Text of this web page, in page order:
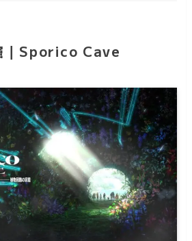
｜Sporico Cave